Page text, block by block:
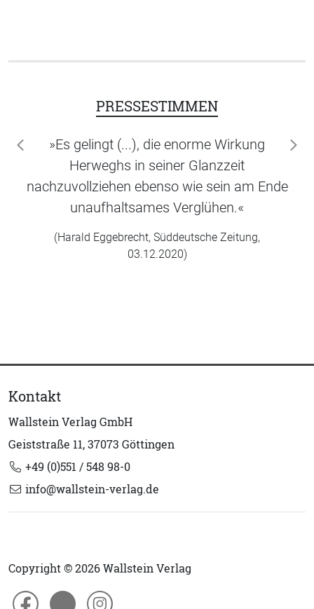
PRESSESTIMMEN
»Es gelingt (...), die enorme Wirkung
Herweghs in seiner Glanzzeit
nachzuvollziehen ebenso wie sein am Ende
unaufhaltsames Verglühen.«
(Harald Eggebrecht, Süddeutsche Zeitung,
03.12.2020)
zurück
Kontakt
Wallstein Verlag GmbH
Geiststraße 11, 37073 Göttingen
+49 (0)551 / 548 98-0
info@wallstein-verlag.de
Copyright © 2026 Wallstein Verlag